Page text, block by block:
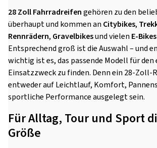
28 Zoll Fahrradreifengehören zu den
überhaupt und kommen an Citybikes,
Rennrädern, Gravelbikesund vielen E-Bikes
Entsprechend groß ist die Auswahl – und
wichtig ist es, das passende Modell für den
Einsatzzweck zu finden. Denn ein 28-Zoll-
entweder auf Leichtlauf, Komfort,
sportliche Performance ausgelegt sein.
Für Alltag, Tour und Sport
Größe